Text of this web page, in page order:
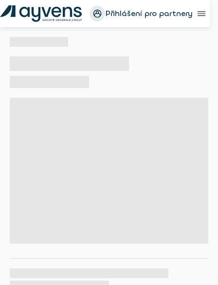
Přihlášení pro partnery